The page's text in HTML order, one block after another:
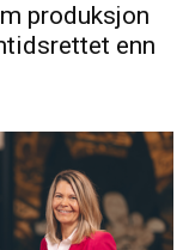
produksjon
enn